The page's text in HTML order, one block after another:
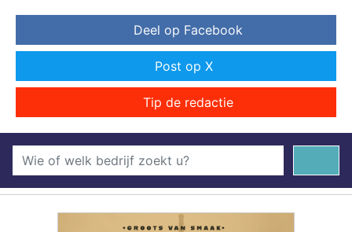
Deel op Facebook
Post op X
Tip de redactie